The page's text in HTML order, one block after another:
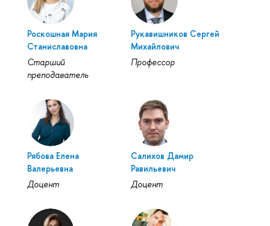
Роскошная Мария
Станиславовна
Старший
преподаватель
Рукавишников Сергей
Михайлович
Профессор
Рябова Елена
Валерьевна
Доцент
Салихов Дамир
Равильевич
Доцент